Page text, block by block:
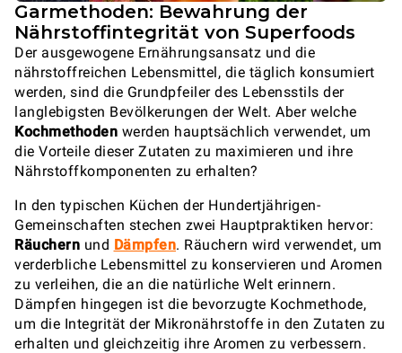
Garmethoden: Bewahrung der
Nährstoffintegrität von Superfoods
Der ausgewogene Ernährungsansatz und die
nährstoffreichen Lebensmittel, die täglich konsumiert
werden, sind die Grundpfeiler des Lebensstils der
langlebigsten Bevölkerungen der Welt. Aber welche
Kochmethoden werden hauptsächlich verwendet, um
die Vorteile dieser Zutaten zu maximieren und ihre
Nährstoffkomponenten zu erhalten?
In den typischen Küchen der Hundertjährigen-
Gemeinschaften stechen zwei Hauptpraktiken hervor:
Räuchern und Dämpfen. Räuchern wird verwendet, um
verderbliche Lebensmittel zu konservieren und Aromen
zu verleihen, die an die natürliche Welt erinnern.
Dämpfen hingegen ist die bevorzugte Kochmethode,
um die Integrität der Mikronährstoffe in den Zutaten zu
erhalten und gleichzeitig ihre Aromen zu verbessern.